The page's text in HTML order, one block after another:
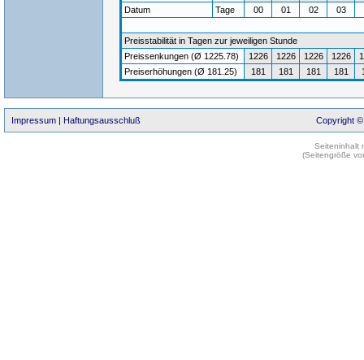
Datum
Tage 00 01 02 03
Preisstabilität in Tagen zur jeweiligen Stunde
Preissenkungen (Ø 1225.78)
1226 1226 1226 1226
Preiserhöhungen (Ø 181.25)
181 181 181 181
Impressum | Haftungsausschluß Copyright ©
Seiteninhalt
(Seitengröße